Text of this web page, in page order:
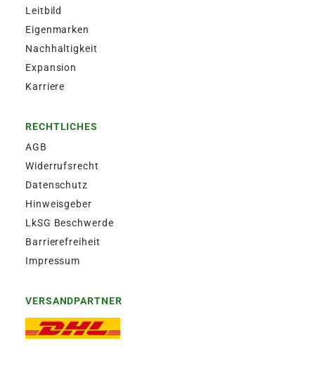
Leitbild
Eigenmarken
Nachhaltigkeit
Expansion
Karriere
RECHTLICHES
AGB
Widerrufsrecht
Datenschutz
Hinweisgeber
LkSG Beschwerde
Barrierefreiheit
Impressum
VERSANDPARTNER